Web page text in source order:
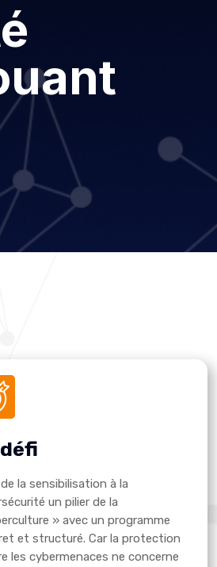
la sensibilisation à la
un pilier de la
» avec un programme
et structuré. Car la protection
les cybermenaces ne concerne